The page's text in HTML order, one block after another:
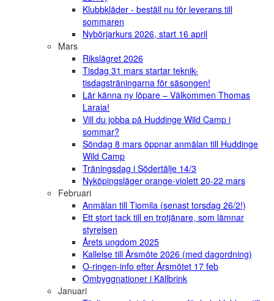
Klubbkläder - beställ nu för leverans till
sommaren
Nybörjarkurs 2026, start 16 april
Mars
Rikslägret 2026
Tisdag 31 mars startar teknik-
tisdagsträningarna för säsongen!
Lär känna ny löpare – Välkommen Thomas
Laraia!
Vill du jobba på Huddinge Wild Camp i
sommar?
Söndag 8 mars öppnar anmälan till Huddinge
Wild Camp
Träningsdag i Södertälje 14/3
Nyköpingsläger orange-violett 20-22 mars
Februari
Anmälan till Tiomila (senast torsdag 26/2!)
Ett stort tack till en trotjänare, som lämnar
styrelsen
Årets ungdom 2025
Kallelse till Årsmöte 2026 (med dagordning)
O-ringen-info efter Årsmötet 17 feb
Ombyggnationer i Källbrink
Januari